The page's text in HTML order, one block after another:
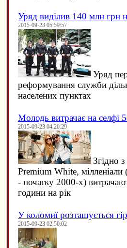
Уряд виділив 140 млн грн
2015-09-23 05:59:57
Уряд
реформування служби
населених пунктах
Молодь витрачає на селфі
2015-09-23 04:20:29
Згідно
Premium White,
- початку 2000-х)
години на рік
У коломиї розташується
2015-09-23 02:50:02